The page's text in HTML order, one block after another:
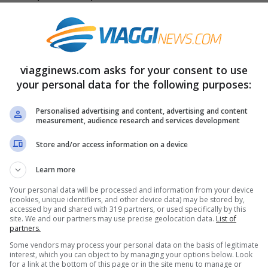
in queste ore dapiogge e venti fort
anche l’Italia lo sarà a breve. Sul nostro
Storm, così chiamata perché arriverà
pare non ci lascerà tanto facilmente, anzi
successiva.
6 gennaio 2018. Temperature in
Paese sarà interessato da un anticiclone
Atlantico. La Bassa Pressione presente
e in effetto domino smuoverà i venti
viagginews.com asks for your consent to use
your personal data for the following purposes:
Personalised advertising and content, advertising and content
measurement, audience research and services development
Store and/or access information on a device
Learn more
Your personal data will be processed and information from your device
(cookies, unique identifiers, and other device data) may be stored by,
accessed by and shared with 319 partners, or used specifically by this
site. We and our partners may use precise geolocation data. List of
partners.
Some vendors may process your personal data on the basis of legitimate
interest, which you can object to by managing your options below. Look
for a link at the bottom of this page or in the site menu to manage or